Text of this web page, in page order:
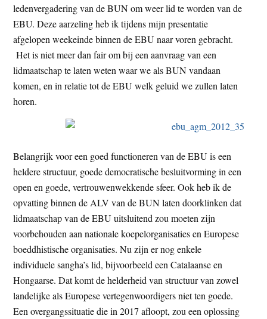
ledenvergadering van de BUN om weer lid te worden van de
EBU. Deze aarzeling heb ik tijdens mijn presentatie
afgelopen weekeinde binnen de EBU naar voren gebracht.
Het is niet meer dan fair om bij een aanvraag van een
lidmaatschap te laten weten waar we als BUN vandaan
komen, en in relatie tot de EBU welk geluid we zullen laten
horen.
Belangrijk voor een goed functioneren van de EBU is een
heldere structuur, goede democratische besluitvorming in een
open en goede, vertrouwenwekkende sfeer. Ook heb ik de
opvatting binnen de ALV van de BUN laten doorklinken dat
lidmaatschap van de EBU uitsluitend zou moeten zijn
voorbehouden aan nationale koepelorganisaties en Europese
boeddhistische organisaties. Nu zijn er nog enkele
individuele sangha’s lid, bijvoorbeeld een Catalaanse en
Hongaarse. Dat komt de helderheid van structuur van zowel
landelijke als Europese vertegenwoordigers niet ten goede.
Een overgangssituatie die in 2017 afloopt, zou een oplossing